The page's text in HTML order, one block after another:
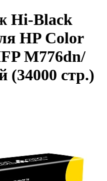
Hi-Black
HP Color
M776dn/
(34000 стр.)